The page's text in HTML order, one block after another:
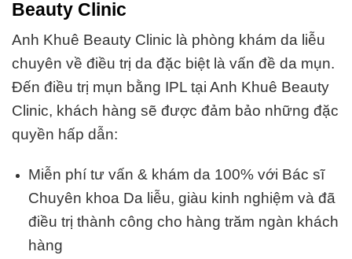
Beauty Clinic
Anh Khuê Beauty Clinic là phòng khám da liễu
chuyên về điều trị da đặc biệt là vấn đề da mụn.
Đến điều trị mụn bằng IPL tại Anh Khuê Beauty
Clinic, khách hàng sẽ được đảm bảo những đặc
quyền hấp dẫn:
Miễn phí tư vấn & khám da 100% với Bác sĩ
Chuyên khoa Da liễu, giàu kinh nghiệm và đã
điều trị thành công cho hàng trăm ngàn khách
hàng